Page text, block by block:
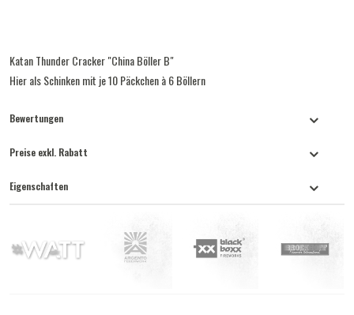
Katan Thunder Cracker "China Böller B"
Hier als Schinken mit je 10 Päckchen à 6 Böllern
Bewertungen
Preise exkl. Rabatt
Eigenschaften